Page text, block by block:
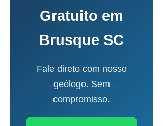
Gratuito em
Brusque SC
Fale direto com nosso
geólogo. Sem
compromisso.